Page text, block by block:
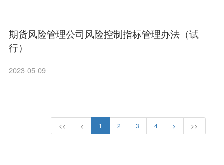
期货风险管理公司风险控制指标管理办法（试
行）
2023-05-09
<< < 1 2 3 4 > >>